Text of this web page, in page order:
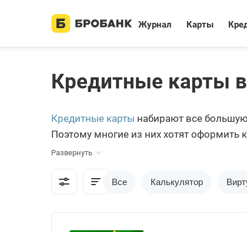
Журнал Карты
Кредитные карты
Кредитные карты набирают все
Поэтому многие из них хотят оформить
периодов в жизни человека, особенно в
Развернуть
Все Калькулятор